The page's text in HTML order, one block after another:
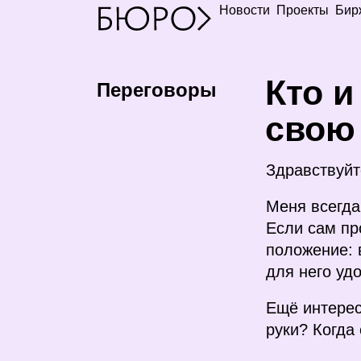
Новости Проекты
Переговоры Кто
свою
Меня
Если сам
положение:
для него
Ещё
руки?